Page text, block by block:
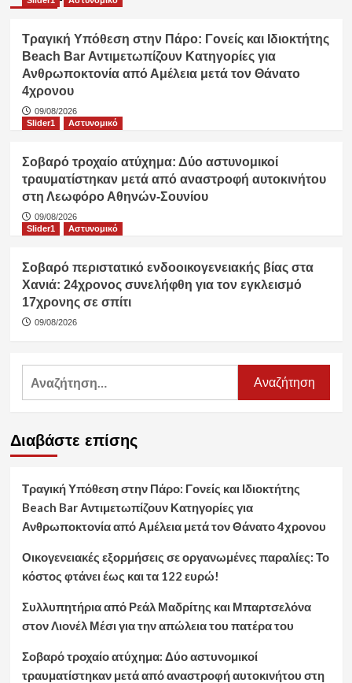
Τραγική Υπόθεση στην Πάρο: Γονείς και Ιδιοκτήτης
Beach Bar Αντιμετωπίζουν Κατηγορίες για
Ανθρωποκτονία από Αμέλεια μετά τον Θάνατο
4χρονου
09/08/2026
Slider1
Αστυνομικό
Σοβαρό τροχαίο ατύχημα: Δύο αστυνομικοί
τραυματίστηκαν μετά από αναστροφή αυτοκινήτου
στη Λεωφόρο Αθηνών-Σουνίου
09/08/2026
Slider1
Αστυνομικό
Σοβαρό περιστατικό ενδοοικογενειακής βίας στα
Χανιά: 24χρονος συνελήφθη για τον εγκλεισμό
17χρονης σε σπίτι
09/08/2026
Αναζήτηση
Διαβάστε επίσης
Τραγική Υπόθεση στην Πάρο: Γονείς και Ιδιοκτήτης
Beach Bar Αντιμετωπίζουν Κατηγορίες για
Ανθρωποκτονία από Αμέλεια μετά τον Θάνατο 4χρονου
Οικογενειακές εξορμήσεις σε οργανωμένες παραλίες: Το
κόστος φτάνει έως και τα 122 ευρώ!
Συλλυπητήρια από Ρεάλ Μαδρίτης και Μπαρτσελόνα
στον Λιονέλ Μέσι για την απώλεια του πατέρα του
Σοβαρό τροχαίο ατύχημα: Δύο αστυνομικοί
τραυματίστηκαν μετά από αναστροφή αυτοκινήτου στη